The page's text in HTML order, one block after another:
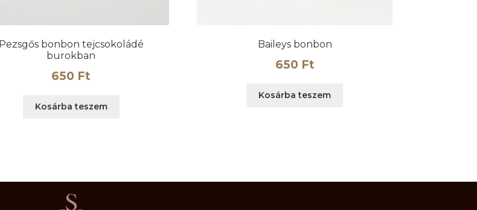
Pezsgős bonbon tejcsokoládé
burokban
650 Ft
Kosárba teszem
Baileys bonbon
650 Ft
Kosárba teszem